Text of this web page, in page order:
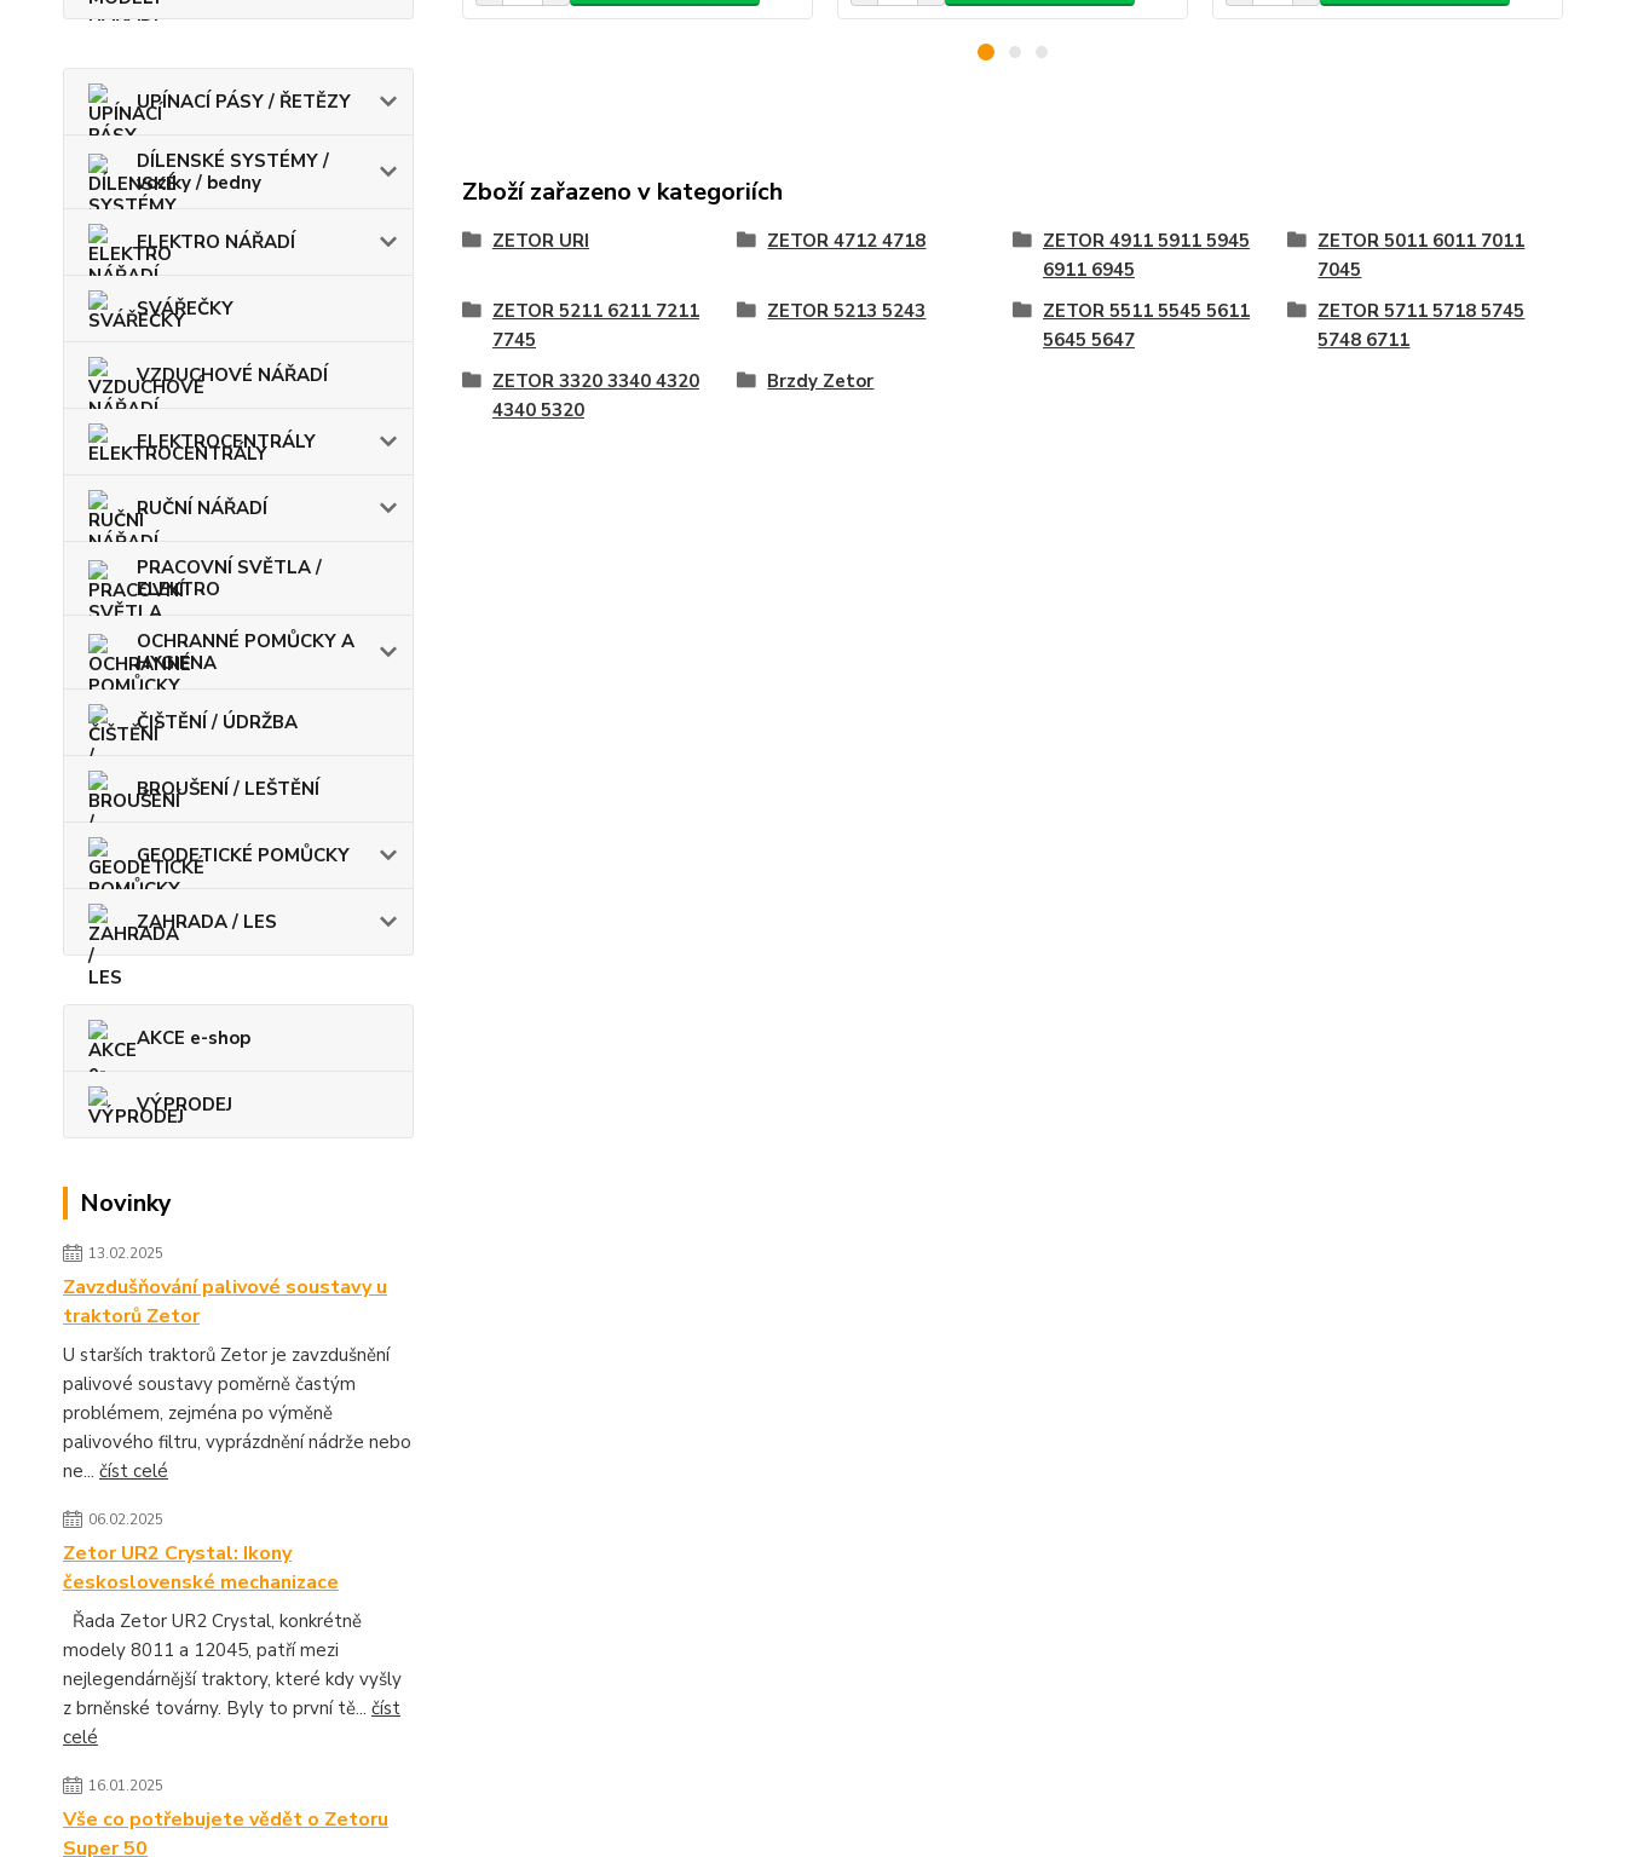
UPÍNACÍ PÁSY / ŘETĚZY
DÍLENSKÉ SYSTÉMY /
vozíky / bedny
ELEKTRO NÁŘADÍ
SVÁŘEČKY
VZDUCHOVÉ NÁŘADÍ
ELEKTROCENTRÁLY
RUČNÍ NÁŘADÍ
PRACOVNÍ SVĚTLA /
ELEKTRO
OCHRANNÉ POMŮCKY A
HYGIENA
ČIŠTĚNÍ / ÚDRŽBA
BROUŠENÍ / LEŠTĚNÍ
GEODETICKÉ POMŮCKY
ZAHRADA / LES
AKCE e-shop
VÝPRODEJ
Novinky
13.02.2025
Zavzdušňování palivové soustavy u
traktorů Zetor
U starších traktorů Zetor je zavzdušnění
palivové soustavy poměrně častým
problémem, zejména po výměně
palivového filtru, vyprázdnění nádrže nebo
ne... číst celé
06.02.2025
Zetor UR2 Crystal: Ikony
československé mechanizace
Řada Zetor UR2 Crystal, konkrétně
modely 8011 a 12045, patří mezi
nejlegendárnější traktory, které kdy vyšly
z brněnské továrny. Byly to první tě... číst
celé
16.01.2025
Vše co potřebujete vědět o Zetoru
Super 50
Zboží zařazeno v kategoriích
ZETOR URI ZETOR 4712 4718
ZETOR 4911 5911 5945
6911 6945
ZETOR 5011 6011 7011
7045
ZETOR 5211 6211 7211
7745
ZETOR 5213 5243
ZETOR 5511 5545 5611
5645 5647
ZETOR 5711 5718 5745
5748 6711
ZETOR 3320 3340 4320
4340 5320
Brzdy Zetor